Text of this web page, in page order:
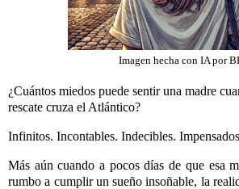
Imagen hecha con IA por
¿Cuántos miedos puede sentir una madre
rescate cruza el Atlántico?
Infinitos. Incontables. Indecibles.
Más aún cuando a pocos días de que esa
rumbo a cumplir un sueño insoñable, la